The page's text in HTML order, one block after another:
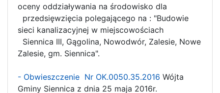
oceny oddziaływania na środowisko dla
przedsięwzięcia polegającego na : "Budowie
sieci kanalizacyjnej w miejscowościach
Siennica III, Gągolina, Nowodwór, Zalesie, Nowe
Zalesie, gm. Siennica".
- Obwieszczenie Nr OK.0050.35.2016 Wójta
Gminy Siennica z dnia 25 maja 2016r.